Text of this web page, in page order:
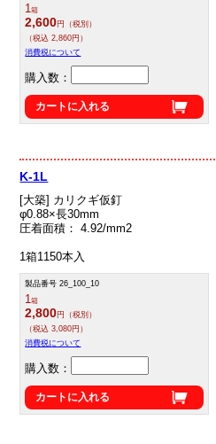
1箱
2,600円（税別）
（税込 2,860円）
消費税について
購入数：
カートに入れる
K-1L
[大築] カリクギ仮釘
φ0.88×長30mm
圧着面積： 4.92/mm2
1箱1150本入
製品番号 26_100_10
1箱
2,800円（税別）
（税込 3,080円）
消費税について
購入数：
カートに入れる